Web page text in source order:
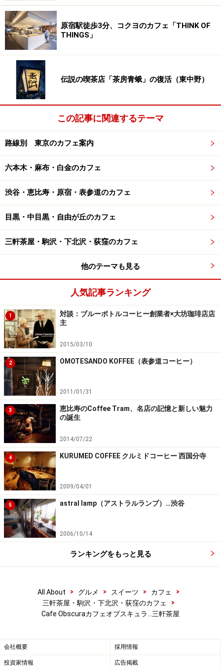
原宿駅徒歩3分、コクヨのカフェ「THINK OF
THINGS」
伝説の喫茶店「茶房青蛾」の復活（東中野）
この記事に関連するテーマ
路線別 東京のカフェ案内
六本木・麻布・白金のカフェ
渋谷・恵比寿・原宿・表参道のカフェ
目黒・中目黒・自由が丘のカフェ
三軒茶屋・駒沢・下北沢・荻窪のカフェ
他のテーマも見る
人気記事ランキング
1
対談：ブルーボトルコーヒー創業者×大坊珈琲店店
主
2015/03/10
2 OMOTESANDO KOFFEE（表参道コーヒー）
2011/01/31
3
恵比寿のCoffee Tram、名店の記憶と新しい魅力
の誕生
2014/07/22
4 KURUMED COFFEE クルミドコーヒー 西国分寺
2009/04/01
5 astral lamp（アストラルランプ）…渋谷
2006/10/14
ランキングをもっと見る
All About > グルメ > スイーツ > カフェ
>
三軒茶屋・駒沢・下北沢・荻窪のカフェ
>
Cafe Obscuraカフェオブスキュラ…三軒茶屋
会社概要 採用情報
投資家情報 広告掲載